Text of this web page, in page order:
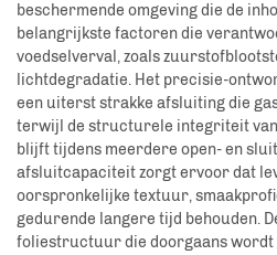
beschermende omgeving die de
belangrijkste factoren die
voedselverval, zoals
lichtdegradatie. Het precisie-
een uiterst strakke afsluiting die
terwijl de structurele integriteit van
blijft tijdens meerdere open- en
afsluitcapaciteit zorgt ervoor dat
oorspronkelijke textuur,
gedurende langere tijd behouden.
foliestructuur die doorgaans wordt